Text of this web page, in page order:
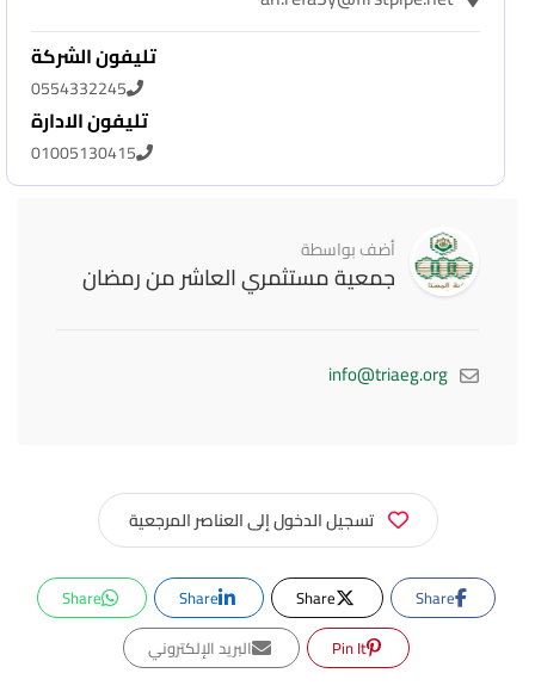
تليفون الشركة
0554332245
تليفون الادارة
01005130415
أضف بواسطة
جمعية مستثمري العاشر من رمضان
info@triaeg.org
تسجيل الدخول إلى العناصر المرجعية
Share
Share
Share
Share
Pin It
البريد الإلكتروني